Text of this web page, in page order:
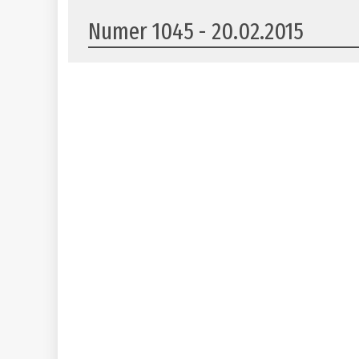
Numer 1045 - 20.02.2015